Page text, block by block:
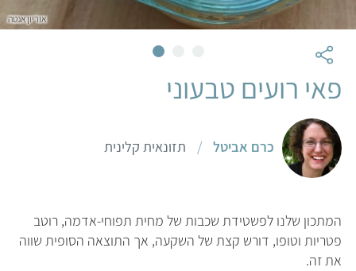
אוריון אנטה
פאי רועים טבעוני
כרם אביטל / תזונאית קלינית
המתכון שלנו לפשטידת שכבות של מחית תפוחי-אדמה, רוטב
פטריות וטופו, דורש קצת של השקעה, אך התוצאה הסופית שווה
את זה.